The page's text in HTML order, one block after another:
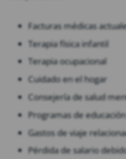
Facturas médicas
Terapia física infantil
Terapia ocupacional
Cuidado en el hogar
Consejería de salud
Programas de
Gastos de viaje
Pérdida de salario